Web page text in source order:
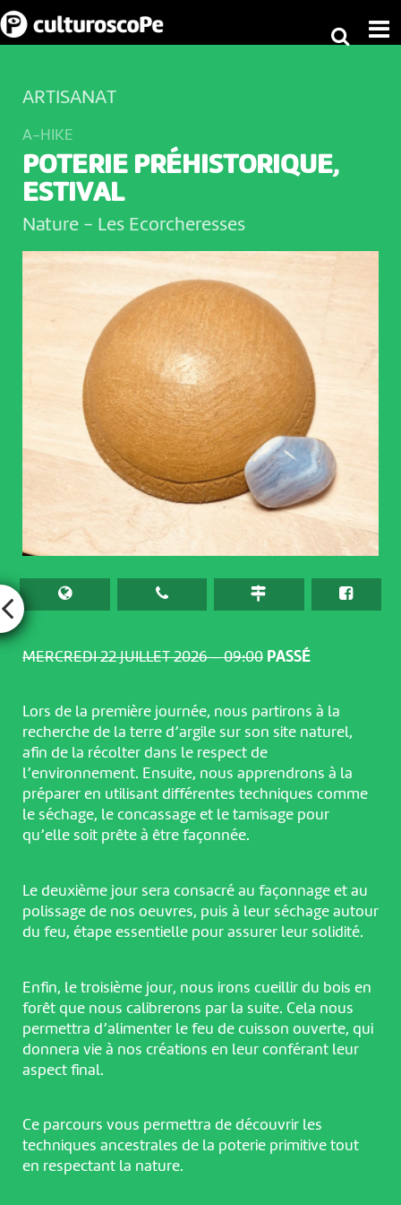
NOUS UTILISONS DES COOKIES
MERCREDI 22 JUILLET 2026 – 09:00 PASSÉ
ARTISANAT
A-HIKE
POTERIE PRÉHISTORIQUE,
ESTIVAL
Nature - Les Ecorcheresses
Lors de la première journée, nous partirons à la
recherche de la terre d’argile sur son site naturel,
afin de la récolter dans le respect de
l’environnement. Ensuite, nous apprendrons à la
préparer en utilisant différentes techniques comme
le séchage, le concassage et le tamisage pour
qu’elle soit prête à être façonnée.
Le deuxième jour sera consacré au façonnage et au
polissage de nos oeuvres, puis à leur séchage autour
du feu, étape essentielle pour assurer leur solidité.
Enfin, le troisième jour, nous irons cueillir du bois en
forêt que nous calibrerons par la suite. Cela nous
permettra d’alimenter le feu de cuisson ouverte, qui
donnera vie à nos créations en leur conférant leur
aspect final.
Ce parcours vous permettra de découvrir les
techniques ancestrales de la poterie primitive tout
en respectant la nature.